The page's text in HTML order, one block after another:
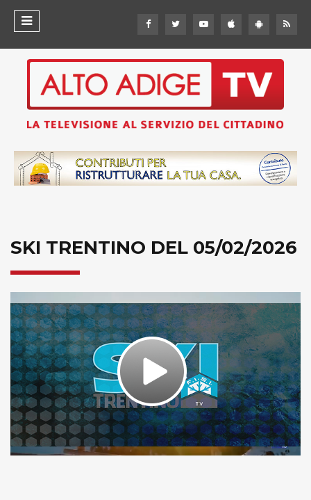
SKI TRENTINO DEL 05/02/2026
Play